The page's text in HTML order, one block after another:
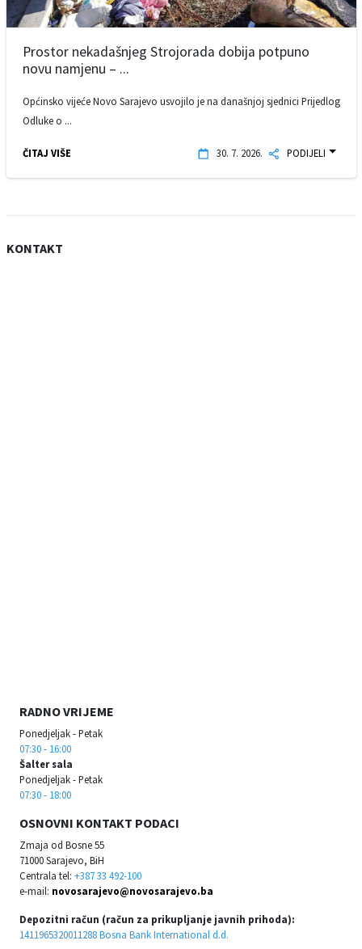
Prostor nekadašnjeg Strojorada dobija potpuno
novu namjenu – ...
Općinsko vijeće Novo Sarajevo usvojilo je na današnjoj sjednici Prijedlog
Odluke o ...
ČITAJ VIŠE 30. 7. 2026. PODIJELI
KONTAKT
RADNO VRIJEME
Ponedjeljak - Petak
07:30 - 16:00
Šalter sala
Ponedjeljak - Petak
07:30 - 18:00
OSNOVNI KONTAKT PODACI
Zmaja od Bosne 55
71000 Sarajevo, BiH
Centrala tel: +387 33 492-100
e-mail: novosarajevo@novosarajevo.ba
Depozitni račun (račun za prikupljanje javnih prihoda):
1411965320011288 Bosna Bank International d.d.